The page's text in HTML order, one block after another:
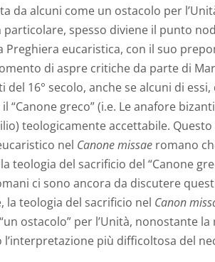
da alcuni come un ostacolo per
spesso diviene il punto
Preghiera eucaristica, con il suo
di aspre critiche da parte di
del 16° secolo, anche se alcuni di
“Canone greco” (i.e. Le anafore
teologicamente accettabile.
nel Canone missae romano
teologia del sacrificio del “Canone
ci sono ancora da discutere
la teologia del sacrificio nel Canon
ostacolo” per l’Unità, nonostante
l’interpretazione più difficoltosa del